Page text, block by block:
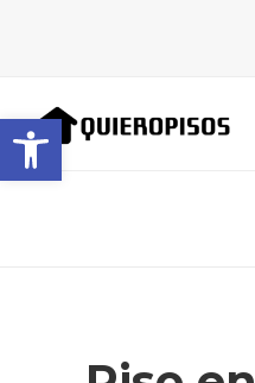
Abrir barra de herramientas